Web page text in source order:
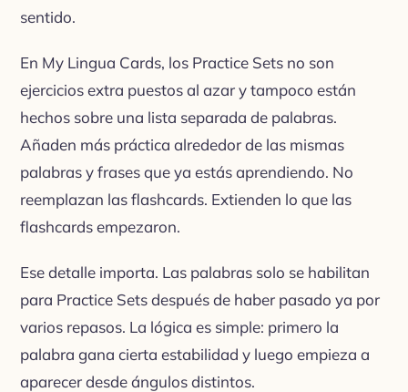
sentido.
En My Lingua Cards, los Practice Sets no son
ejercicios extra puestos al azar y tampoco están
hechos sobre una lista separada de palabras.
Añaden más práctica alrededor de las mismas
palabras y frases que ya estás aprendiendo. No
reemplazan las flashcards. Extienden lo que las
flashcards empezaron.
Ese detalle importa. Las palabras solo se habilitan
para Practice Sets después de haber pasado ya por
varios repasos. La lógica es simple: primero la
palabra gana cierta estabilidad y luego empieza a
aparecer desde ángulos distintos.